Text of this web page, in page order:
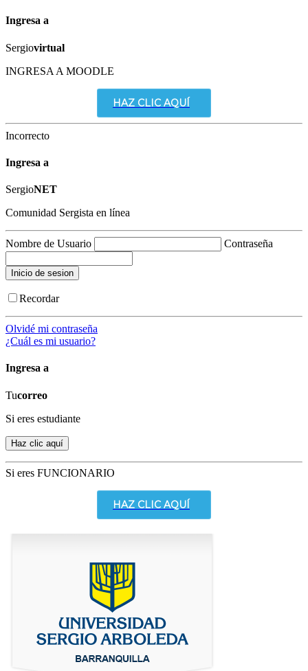
Ingresa a
Sergiovirtual
INGRESA A MOODLE
HAZ CLIC AQUÍ
Incorrecto
Ingresa a
SergioNET
Comunidad Sergista en línea
Nombre de Usuario Contraseña
Recordar
Olvidé mi contraseña
¿Cuál es mi usuario?
Ingresa a
Tucorreo
Si eres estudiante
Si eres FUNCIONARIO
HAZ CLIC AQUÍ